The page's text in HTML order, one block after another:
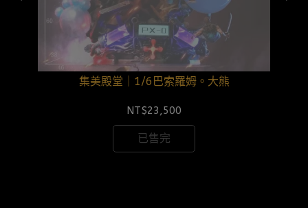
集美殿堂｜1/6巴索羅姆。大熊
NT$23,500
已售完